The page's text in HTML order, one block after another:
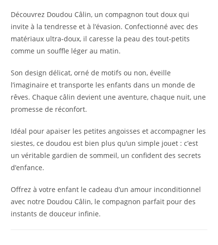
Découvrez Doudou Câlin, un compagnon tout doux qui
invite à la tendresse et à l’évasion. Confectionné avec des
matériaux ultra-doux, il caresse la peau des tout-petits
comme un souffle léger au matin.
Son design délicat, orné de motifs ou non, éveille
l’imaginaire et transporte les enfants dans un monde de
rêves. Chaque câlin devient une aventure, chaque nuit, une
promesse de réconfort.
Idéal pour apaiser les petites angoisses et accompagner les
siestes, ce doudou est bien plus qu’un simple jouet : c’est
un véritable gardien de sommeil, un confident des secrets
d’enfance.
Offrez à votre enfant le cadeau d’un amour inconditionnel
avec notre Doudou Câlin, le compagnon parfait pour des
instants de douceur infinie.